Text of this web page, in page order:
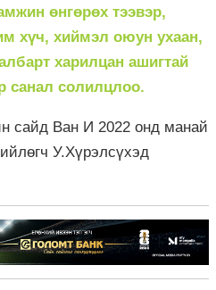
өнгөрөх тээвэр,
хүч, хиймэл оюун ухаан,
харилцан ашигтай
санал солилцлоо.
сайд Ван И 2022 онд манай
У.Хүрэлсүхэд